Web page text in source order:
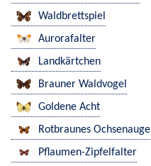
Waldbrettspiel
Aurorafalter
Landkärtchen
Brauner Waldvogel
Goldene Acht
Rotbraunes Ochsenauge
Pflaumen-Zipfelfalter